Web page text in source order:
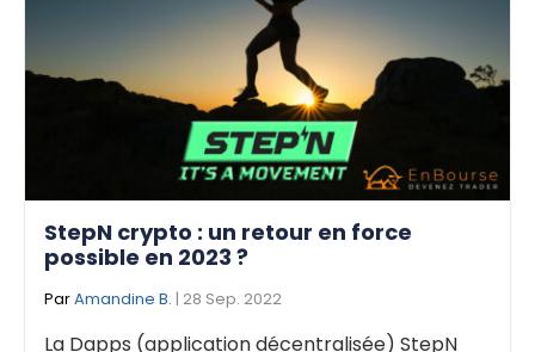
StepN crypto : un retour en force
possible en 2023 ?
ParAmandine B. | 28 Sep. 2022
La Dapps (application décentralisée) StepN